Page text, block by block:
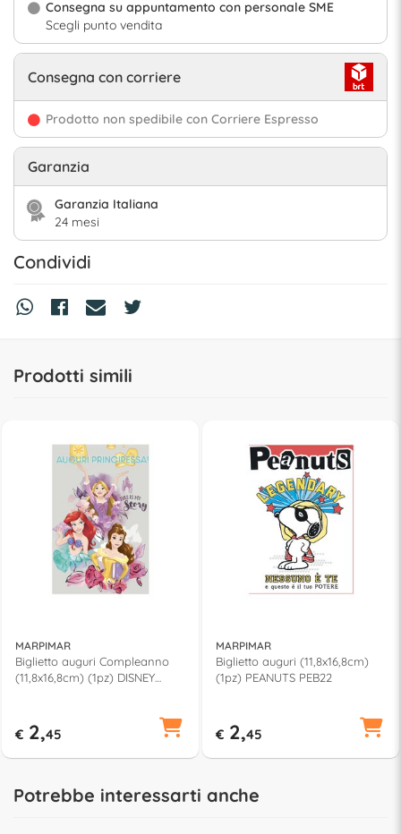
Consegna su appuntamento con personale SME
Scegli punto vendita
Consegna con corriere
Prodotto non spedibile con Corriere Espresso
Garanzia
Garanzia Italiana
24 mesi
Condividi
Prodotti simili
MARPIMAR
Biglietto auguri Compleanno
(11,8x16,8cm) (1pz) DISNEY
€ 2,45
MARPIMAR
Biglietto auguri (11,8x16,8cm)
(1pz) PEANUTS PEB22
€ 2,45
Potrebbe interessarti anche